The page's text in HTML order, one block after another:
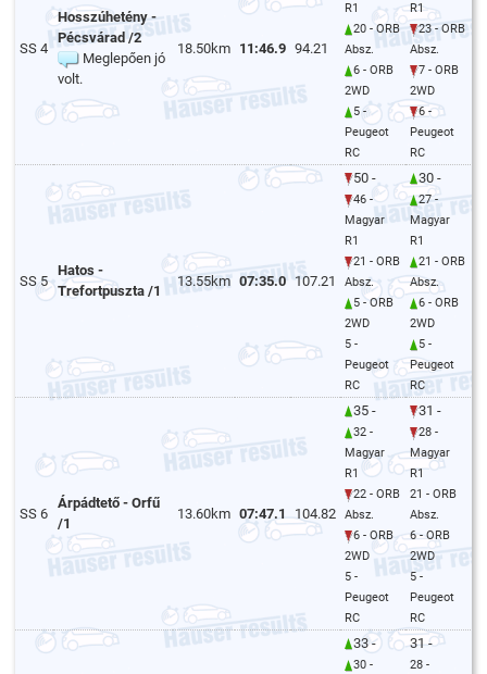
SS 4
Hosszúhetény -
Pécsvárad /2
Meglepően jó
volt.
18.50km 11:46.9 94.21
R1
20 - ORB
Absz.
6 - ORB
2WD
5 -
Peugeot
RC
R1
23 - ORB
Absz.
7 - ORB
2WD
6 -
Peugeot
RC
SS 5
Hatos -
Trefortpuszta /1
13.55km 07:35.0 107.21
50 -
46 -
Magyar
R1
21 - ORB
Absz.
5 - ORB
2WD
5 -
Peugeot
RC
30 -
27 -
Magyar
R1
21 - ORB
Absz.
6 - ORB
2WD
5 -
Peugeot
RC
SS 6
Árpádtető - Orfű
/1
13.60km 07:47.1 104.82
35 -
32 -
Magyar
R1
22 - ORB
Absz.
6 - ORB
2WD
5 -
Peugeot
RC
31 -
28 -
Magyar
R1
21 - ORB
Absz.
6 - ORB
2WD
5 -
Peugeot
RC
33 -
30 -
31 -
28 -